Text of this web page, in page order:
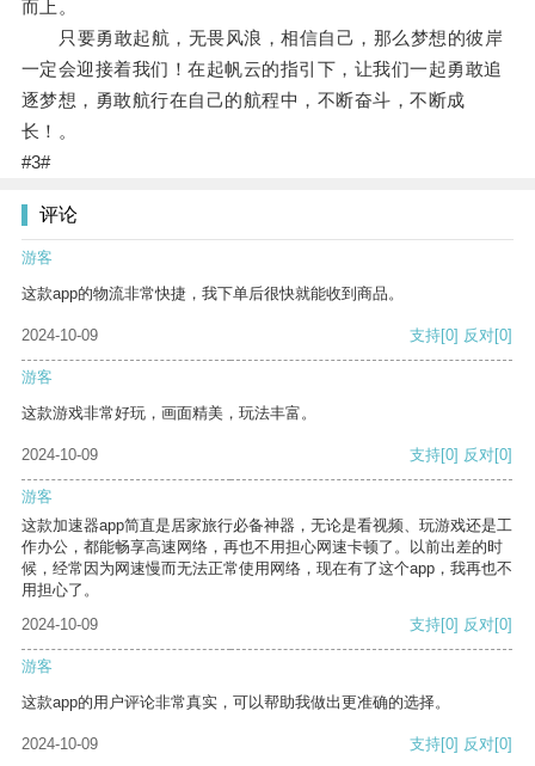
而上。
只要勇敢起航，无畏风浪，相信自己，那么梦想的彼岸
一定会迎接着我们！在起帆云的指引下，让我们一起勇敢追
逐梦想，勇敢航行在自己的航程中，不断奋斗，不断成
长！。
#3#
评论
游客
这款app的物流非常快捷，我下单后很快就能收到商品。
2024-10-09 支持[0] 反对[0]
游客
这款游戏非常好玩，画面精美，玩法丰富。
2024-10-09 支持[0] 反对[0]
游客
这款加速器app简直是居家旅行必备神器，无论是看视频、玩游戏还是工
作办公，都能畅享高速网络，再也不用担心网速卡顿了。以前出差的时
候，经常因为网速慢而无法正常使用网络，现在有了这个app，我再也不
用担心了。
2024-10-09
支持[0] 反对[0]
游客
这款app的用户评论非常真实，可以帮助我做出更准确的选择。
2024-10-09 支持[0] 反对[0]